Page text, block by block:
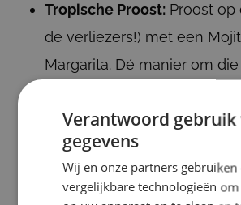
Tropische Proost: Proost op
de verliezers!) met een
Margarita. Dé manier om
Latin American BBQ:
Een
met frisse salades,
gemarineerde kip vers
Verantwoord gebruik
gegevens
Wij en onze partners gebruiken
vergelijkbare technologieën